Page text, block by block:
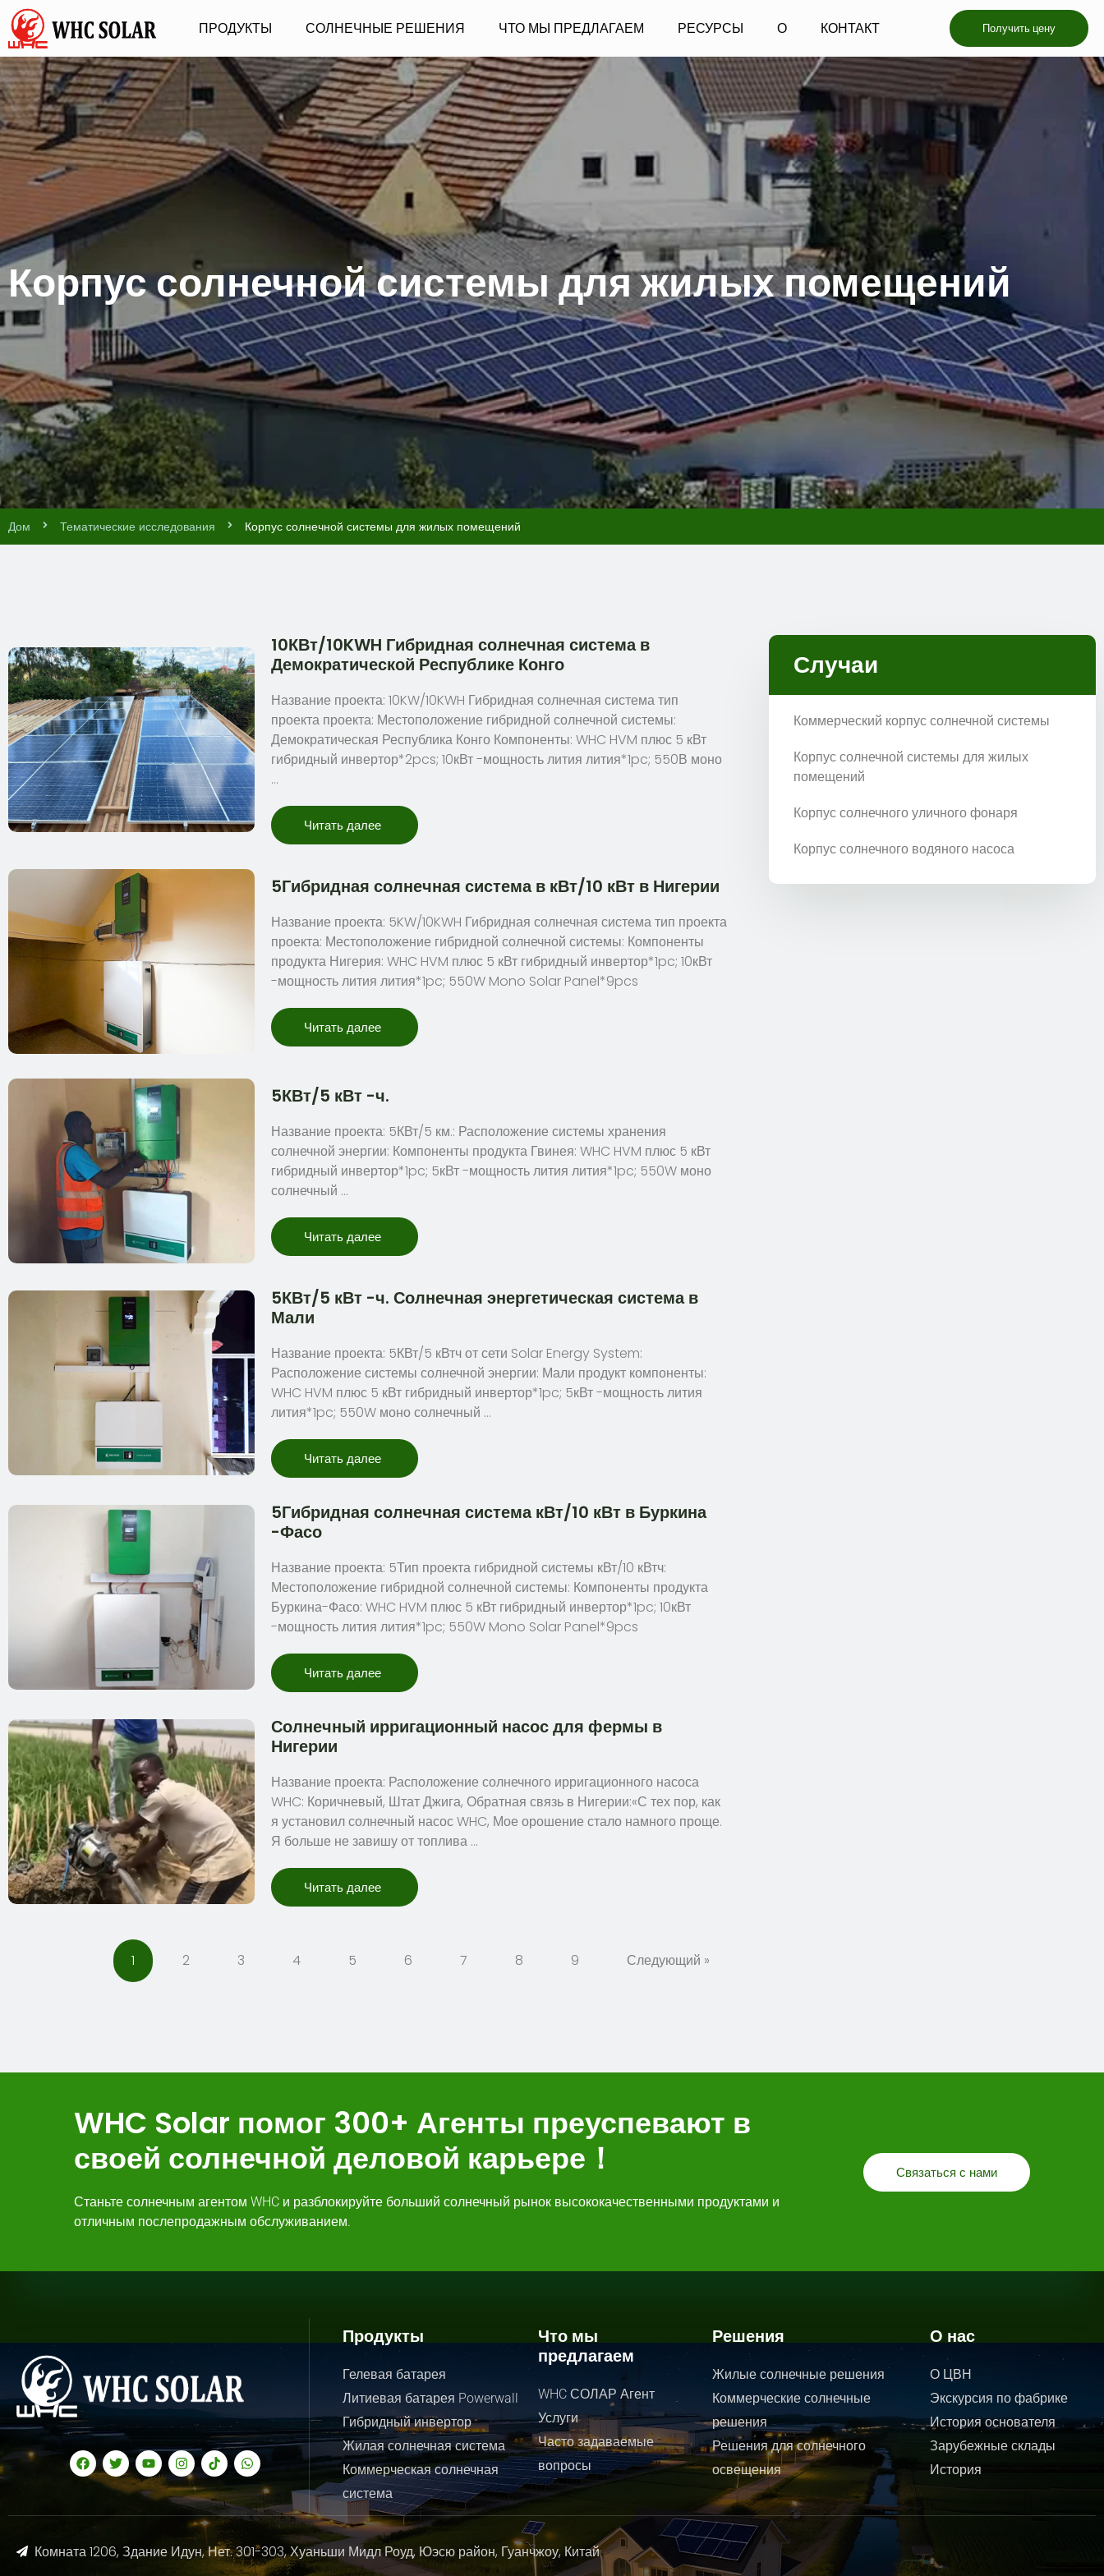
ПРОДУКТЫ СОЛНЕЧНЫЕ РЕШЕНИЯ ЧТО МЫ ПРЕДЛАГАЕМ РЕСУРСЫ О КОНТАКТ Получить цену
Корпус солнечной системы для жилых помещений
Дом Тематические исследования Корпус солнечной системы для жилых помещений
10КВт/10KWH Гибридная солнечная система в
Демократической Республике Конго
Название проекта: 10KW/10KWH Гибридная солнечная система тип
проекта проекта: Местоположение гибридной солнечной системы:
Демократическая Республика Конго Компоненты: WHC HVM плюс 5 кВт
гибридный инвертор*2pcs; 10кВт -мощность лития лития*1pc; 550В моно
…
Читать далее
5Гибридная солнечная система в кВт/10 кВт в Нигерии
Название проекта: 5KW/10KWH Гибридная солнечная система тип проекта
проекта: Местоположение гибридной солнечной системы: Компоненты
продукта Нигерия: WHC HVM плюс 5 кВт гибридный инвертор*1pc; 10кВт
-мощность лития лития*1pc; 550W Mono Solar Panel*9pcs
Читать далее
5КВт/5 кВт -ч.
Название проекта: 5КВт/5 км.: Расположение системы хранения
солнечной энергии: Компоненты продукта Гвинея: WHC HVM плюс 5 кВт
гибридный инвертор*1pc; 5кВт -мощность лития лития*1pc; 550W моно
солнечный …
Читать далее
5КВт/5 кВт -ч. Солнечная энергетическая система в
Мали
Название проекта: 5КВт/5 кВтч от сети Solar Energy System:
Расположение системы солнечной энергии: Мали продукт компоненты:
WHC HVM плюс 5 кВт гибридный инвертор*1pc; 5кВт -мощность лития
лития*1pc; 550W моно солнечный …
Читать далее
5Гибридная солнечная система кВт/10 кВт в Буркина
-Фасо
Название проекта: 5Тип проекта гибридной системы кВт/10 кВтч:
Местоположение гибридной солнечной системы: Компоненты продукта
Буркина-Фасо: WHC HVM плюс 5 кВт гибридный инвертор*1pc; 10кВт
-мощность лития лития*1pc; 550W Mono Solar Panel*9pcs
Читать далее
Солнечный ирригационный насос для фермы в
Нигерии
Название проекта: Расположение солнечного ирригационного насоса
WHC: Коричневый, Штат Джига, Обратная связь в Нигерии:«С тех пор, как
я установил солнечный насос WHC, Мое орошение стало намного проще.
Я больше не завишу от топлива …
Читать далее
1 2 3 4 5 6 7 8 9 Следующий »
Случаи
Коммерческий корпус солнечной системы
Корпус солнечной системы для жилых
помещений
Корпус солнечного уличного фонаря
Корпус солнечного водяного насоса
WHC Solar помог 300+ Агенты преуспевают в
своей солнечной деловой карьере！
Станьте солнечным агентом WHC и разблокируйте больший солнечный рынок высококачественными продуктами и
отличным послепродажным обслуживанием.
Связаться с нами
Продукты
Гелевая батарея
Литиевая батарея Powerwall
Гибридный инвертор
Жилая солнечная система
Коммерческая солнечная
система
Что мы
предлагаем
WHC СОЛАР Агент
Услуги
Часто задаваемые
вопросы
Решения
Жилые солнечные решения
Коммерческие солнечные
решения
Решения для солнечного
освещения
О нас
О ЦВН
Экскурсия по фабрике
История основателя
Зарубежные склады
История
Комната 1206, Здание Идун, Нет. 301-303, Хуаньши Мидл Роуд, Юэсю район, Гуанчжоу, Китай